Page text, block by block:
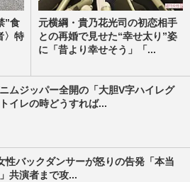
”食
〉特
元横綱・貴乃花光司の初恋相手
との再婚で見せた“幸せ太り”姿
に「昔より幸せそう」「...
ムジッパー全開の「大胆V字ハイレグ
イレの時どうすれば...
性バックダンサーが怒りの告発「本当
共演者まで攻...